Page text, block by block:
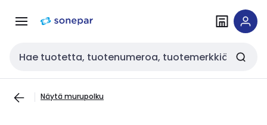
navigointiinsisältöön
Haku
Näytä murupolku